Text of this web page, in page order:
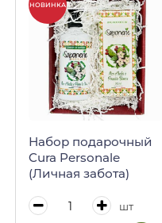
НОВИНКА
Набор подарочный
Cura Personale
(Личная забота)
шт